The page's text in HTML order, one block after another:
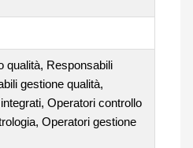
qualità, Responsabili
gestione qualità,
Operatori controllo
Operatori gestione